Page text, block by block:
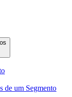
de um Segmento